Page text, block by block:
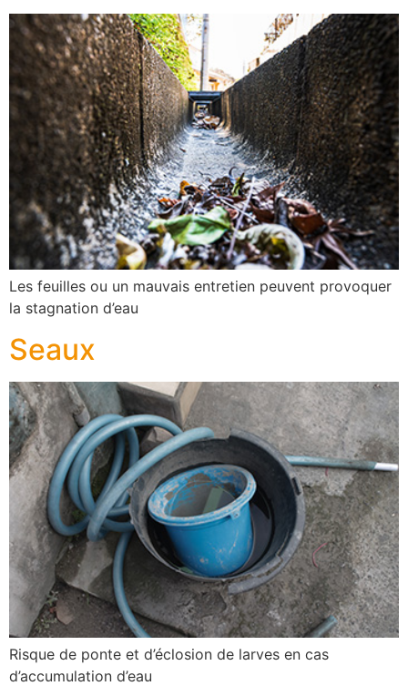
Les feuilles ou un mauvais entretien peuvent provoquer
la stagnation d’eau
Seaux
Risque de ponte et d’éclosion de larves en cas
d’accumulation d’eau